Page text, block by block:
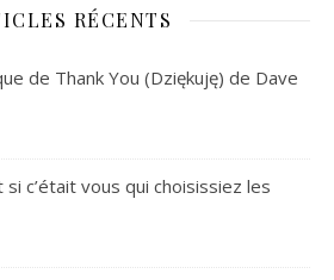
RÉCENTS
de Thank You (Dziękuję) de Dave
c’était vous qui choisissiez les